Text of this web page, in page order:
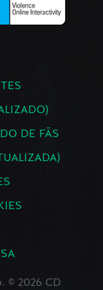
DE FÃS
© 2026 CD